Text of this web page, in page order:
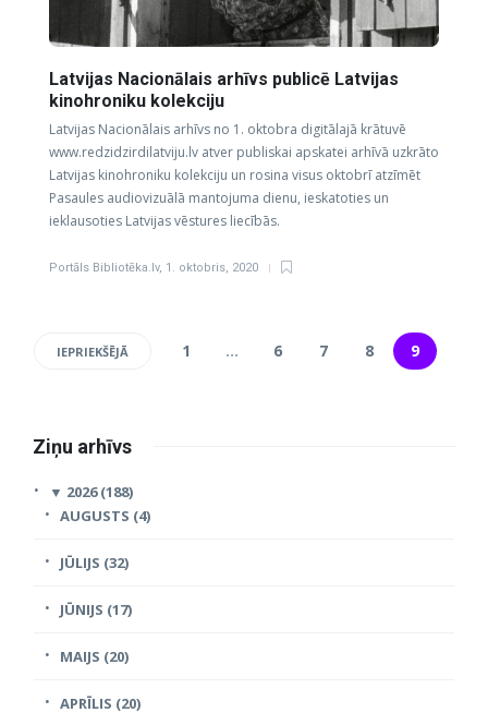
Latvijas Nacionālais arhīvs publicē Latvijas
kinohroniku kolekciju
Latvijas Nacionālais arhīvs no 1. oktobra digitālajā krātuvē
www.redzidzirdilatviju.lv atver publiskai apskatei arhīvā uzkrāto
Latvijas kinohroniku kolekciju un rosina visus oktobrī atzīmēt
Pasaules audiovizuālā mantojuma dienu, ieskatoties un
ieklausoties Latvijas vēstures liecībās.
Portāls Bibliotēka.lv, 1. oktobris, 2020
IEPRIEKŠĒJĀ 1 … 6 7 8 9
Ziņu arhīvs
▼ 2026 (188)
AUGUSTS (4)
JŪLIJS (32)
JŪNIJS (17)
MAIJS (20)
APRĪLIS (20)